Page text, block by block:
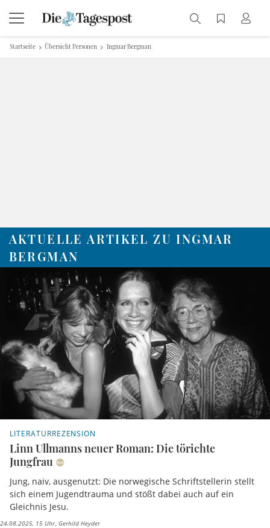
Startseite Übersicht Personen Ingmar Bergman
AKTUELLE ARTIKEL ZU INGMAR
BERGMAN
LITERATURREZENSION
Linn Ullmanns neuer Roman: Die törichte
Jungfrau
Jung, naiv, ausgenutzt: Die norwegische Schriftstellerin stellt
sich einem Jugendtrauma und stößt dabei auch auf ein
Gleichnis Jesu.
24.08.2025, 15 Uhr Gerhild Heyder